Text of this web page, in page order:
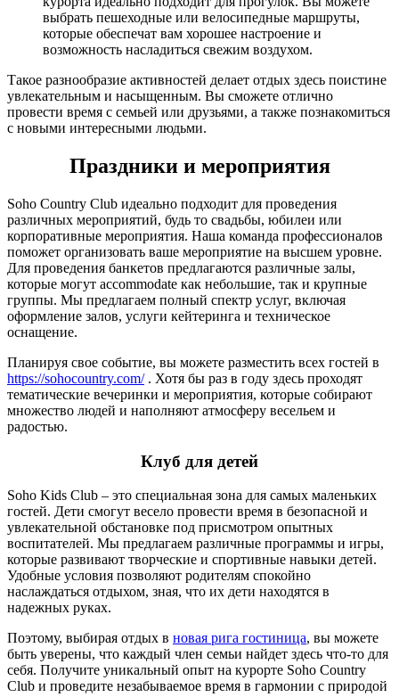
выбрать пешеходные или велосипедные маршруты,
которые обеспечат вам хорошее настроение и
возможность насладиться свежим воздухом.
Такое разнообразие активностей делает отдых здесь поистине
увлекательным и насыщенным. Вы сможете отлично
провести время с семьей или друзьями, а также познакомиться
с новыми интересными людьми.
Праздники и мероприятия
Soho Country Club идеально подходит для проведения
различных мероприятий, будь то свадьбы, юбилеи или
корпоративные мероприятия. Наша команда профессионалов
поможет организовать ваше мероприятие на высшем уровне.
Для проведения банкетов предлагаются различные залы,
которые могут accommodate как небольшие, так и крупные
группы. Мы предлагаем полный спектр услуг, включая
оформление залов, услуги кейтеринга и техническое
оснащение.
Планируя свое событие, вы можете разместить всех гостей в
https://sohocountry.com/. Хотя бы раз в году здесь проходят
тематические вечеринки и мероприятия, которые собирают
множество людей и наполняют атмосферу весельем и
радостью.
Клуб для детей
Soho Kids Club – это специальная зона для самых маленьких
гостей. Дети смогут весело провести время в безопасной и
увлекательной обстановке под присмотром опытных
воспитателей. Мы предлагаем различные программы и игры,
которые развивают творческие и спортивные навыки детей.
Удобные условия позволяют родителям спокойно
наслаждаться отдыхом, зная, что их дети находятся в
надежных руках.
Поэтому, выбирая отдых в новая рига гостиница, вы можете
быть уверены, что каждый член семьи найдет здесь что-то для
себя. Получите уникальный опыт на курорте Soho Country
Club и проведите незабываемое время в гармонии с природой